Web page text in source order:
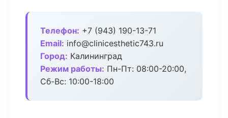
Телефон: +7 (943) 190-13-71
Email: info@clinicesthetic743.ru
Город: Калининград
Режим работы: Пн-Пт: 08:00-20:00,
Сб-Вс: 10:00-18:00